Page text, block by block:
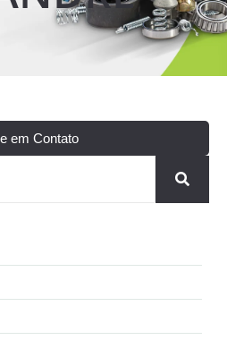
em Contato